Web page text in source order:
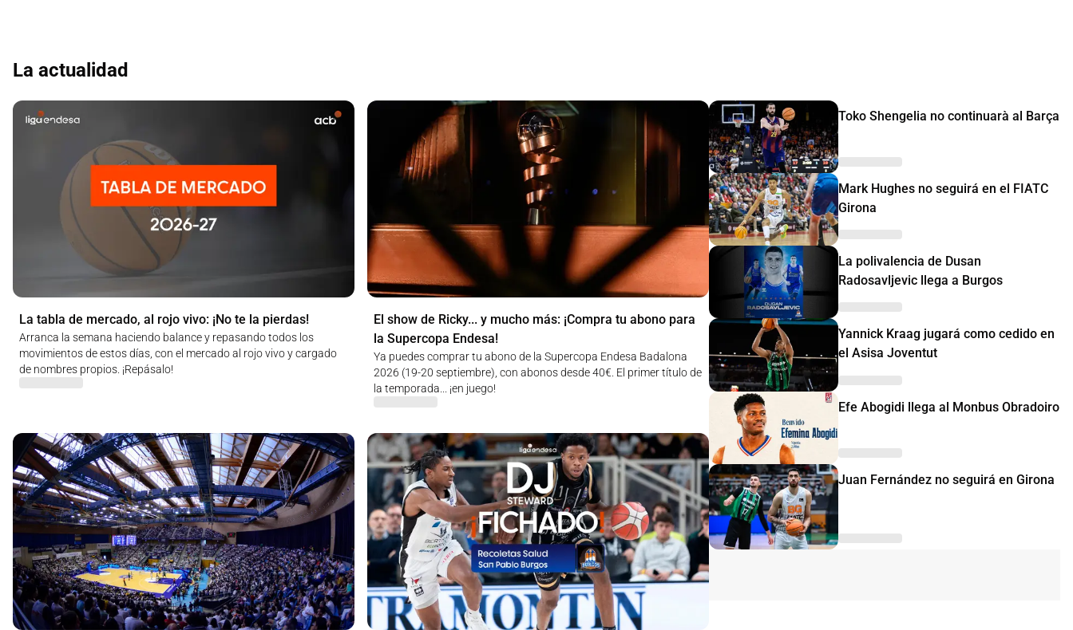
La actualidad
La tabla de mercado, al rojo vivo: ¡No te la pierdas!
Arranca la semana haciendo balance y repasando todos los
movimientos de estos días, con el mercado al rojo vivo y cargado
de nombres propios. ¡Repásalo!
El show de Ricky... y mucho más: ¡Compra tu abono para
la Supercopa Endesa!
Ya puedes comprar tu abono de la Supercopa Endesa Badalona
2026 (19-20 septiembre), con abonos desde 40€. El primer título de
la temporada... ¡en juego!
Toko Shengelia no continuarà al Barça
Mark Hughes no seguirá en el FIATC
Girona
La polivalencia de Dusan
Radosavljevic llega a Burgos
Yannick Kraag jugará como cedido en
el Asisa Joventut
Efe Abogidi llega al Monbus Obradoiro
Juan Fernández no seguirá en Girona